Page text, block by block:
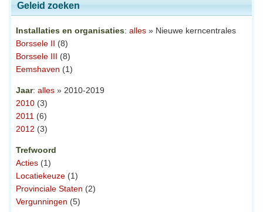
Geleid zoeken
Installaties en organisaties: alles » Nieuwe kerncentrales
Borssele II (8)
Borssele III (8)
Eemshaven (1)
Jaar: alles » 2010-2019
2010 (3)
2011 (6)
2012 (3)
Trefwoord
Acties (1)
Locatiekeuze (1)
Provinciale Staten (2)
Vergunningen (5)